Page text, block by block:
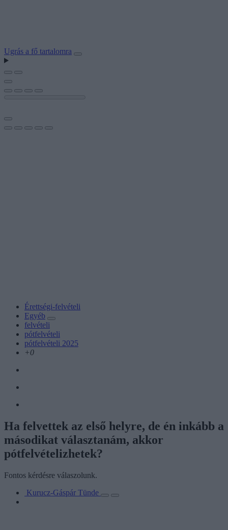
Ugrás a fő tartalomra
Érettségi-felvételi
Egyéb
felvételi
pótfelvételi
pótfelvételi 2025
+0
Ha felvettek az első helyre, de én inkább a
másodikat választanám, akkor
pótfelvételizhetek?
Fontos kérdésre válaszolunk.
Kurucz-Gáspár Tünde